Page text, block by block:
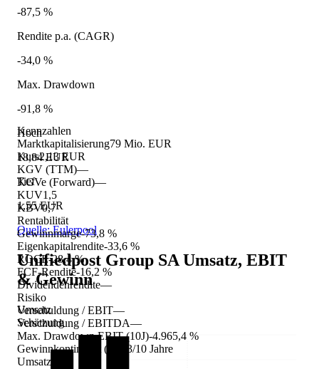
Kennzahlen
Marktkapitalisierung79 Mio. EUR
Kurs2,13 EUR
KGV (TTM)—
KGVe (Forward)—
KUV1,5
KBV0,7
Rentabilität
Gewinnmarge-73,8 %
Eigenkapitalrendite-33,6 %
ROCE-28,4 %
FCF-Rendite-16,2 %
Dividendenrendite—
Risiko
Verschuldung / EBIT—
Verschuldung / EBITDA—
Max. Drawdown EBIT (10J)-4.965,4 %
Gewinnkontinuität (10J)
3/10 Jahre
Umsatz
-87,5 %
Rendite p.a. (CAGR)
-34,0 %
Max. Drawdown
-91,8 %
Hoch
18,84 EUR
Tief
1,55 EUR
Quelle: Eulerpool
Unifiedpost Group SA Umsatz, EBIT
& Gewinn
Umsatz
Schätzung